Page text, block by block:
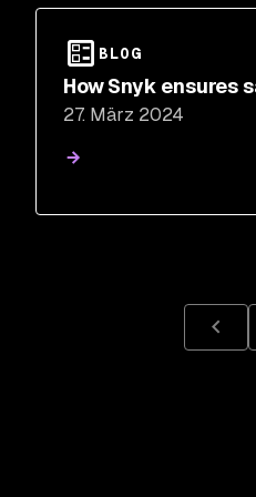
BLOG
How Snyk ensures
27. März 2024